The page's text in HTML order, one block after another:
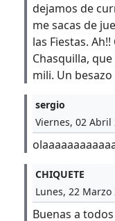
dejamos de
me sacas de
las Fiestas.
Chasquilla,
mili. Un
sergio
Viernes, 02 Abril
CHIQUETE
Lunes, 22 Marzo
Buenas a